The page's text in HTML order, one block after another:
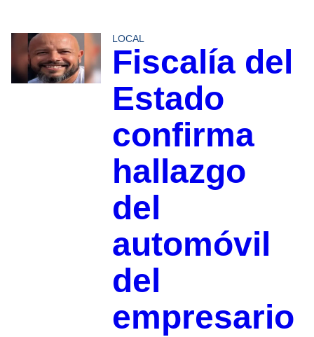
LOCAL
Fiscalía del
Estado
confirma
hallazgo
del
automóvil
del
empresario